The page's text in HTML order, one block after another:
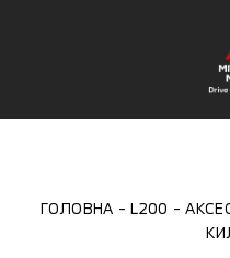
ГОЛОВНА L200